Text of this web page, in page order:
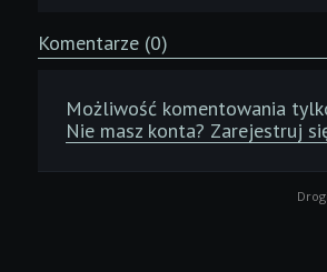
Komentarze (0)
Możliwość komentowania
Nie masz konta? Zarejestruj